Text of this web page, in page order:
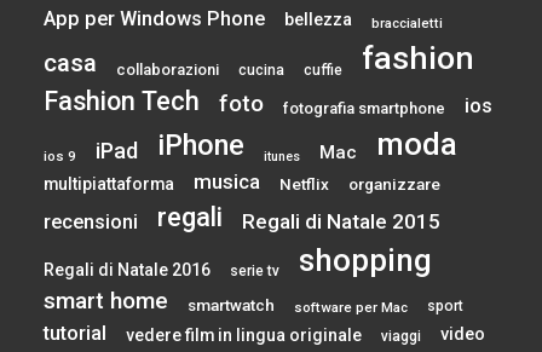
App per Windows Phone bellezza braccialetti
casa collaborazioni cucina cuffie fashion
Fashion Tech foto fotografia smartphone ios
ios 9 iPad iPhone itunes Mac moda
multipiattaforma musica Netflix organizzare
recensioni regali Regali di Natale 2015
Regali di Natale 2016 serie tv shopping
smart home smartwatch software per Mac sport
tutorial vedere film in lingua originale viaggi video